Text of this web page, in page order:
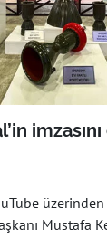
üzerinden
Mustafa